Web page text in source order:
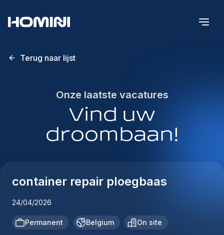
Terug naar lijst
Onze laatste vacatures
Vind uw
droombaan!
container repair ploegbaas
24/04/2026
Permanent Belgium On site